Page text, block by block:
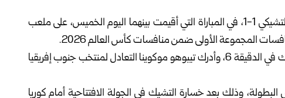
فرض المنتخب الجنوب إفريقي التعادل على نظيره التشيكي 1-1، في المباراة التي أقيمت بينهما اليوم الخميس، على ملعب
المجموعة الأولى ضمن منافسات كأس العالم 2026.
بادر ميخال ساديليك بافتتاح التسجيل لمنتخب التشيك في الدقيقة 6، وأدرك تيبوهو موكوينا التعادل لمنتخب جنوب إفريقيا
وذلك بعد خسارة التشيك في الجولة الافتتاحية أمام كوريا